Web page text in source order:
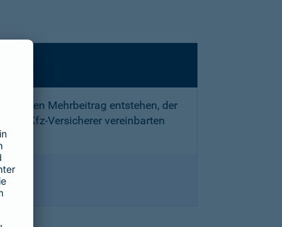
und den Mehrbeitrag entstehen, der
Kfz-Versicherer vereinbarten